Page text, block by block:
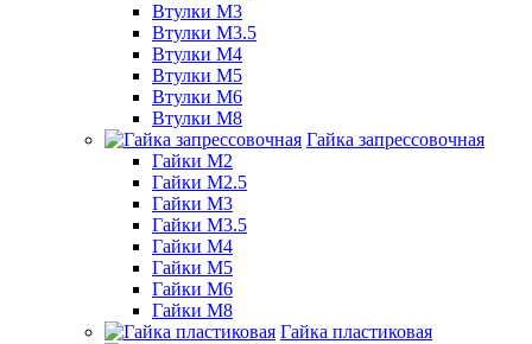
Втулки М3
Втулки М3.5
Втулки М4
Втулки М5
Втулки М6
Втулки М8
Гайка запрессовочная
Гайки М2
Гайки М2.5
Гайки М3
Гайки М3.5
Гайки М4
Гайки М5
Гайки М6
Гайки М8
Гайка пластиковая